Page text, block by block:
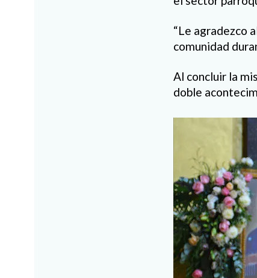
“Le agradezco
comunidad
Al concluir la
doble